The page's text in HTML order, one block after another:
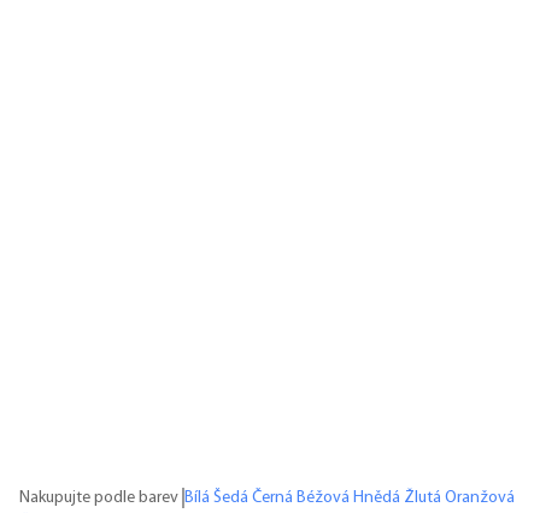
Nakupujte podle barev Bílá Šedá Černá Béžová Hnědá Žlutá Oranžová